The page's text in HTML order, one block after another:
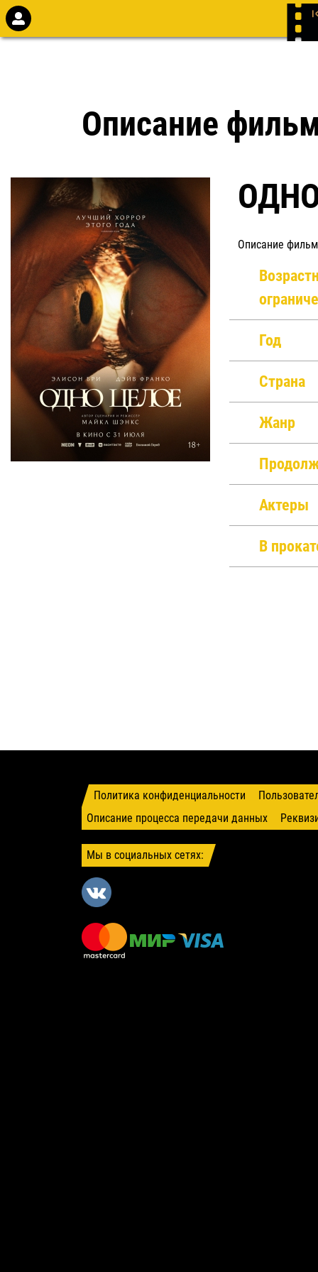
Описание
Описание
Год
Страна
Жанр
Актеры
В
Политика конфиденциальности
Описание процесса передачи данных
Мы в социальных сетях: